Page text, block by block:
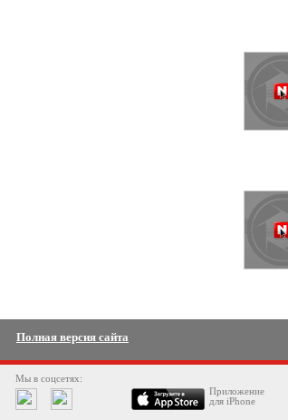
Полная версия сайта
Мы в соцсетях:
Приложение
для iPhone